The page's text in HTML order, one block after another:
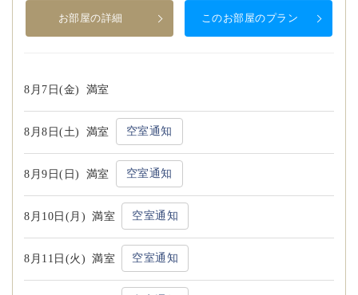
お部屋の詳細 このお部屋のプラン
8月7日(金) 満室
8月8日(土) 満室 空室通知
8月9日(日) 満室 空室通知
8月10日(月) 満室 空室通知
8月11日(火) 満室 空室通知